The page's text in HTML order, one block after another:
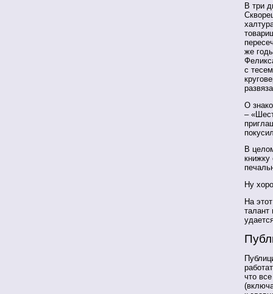
В три
же
с
О
–
В
книжку
Ну
На
талант
что